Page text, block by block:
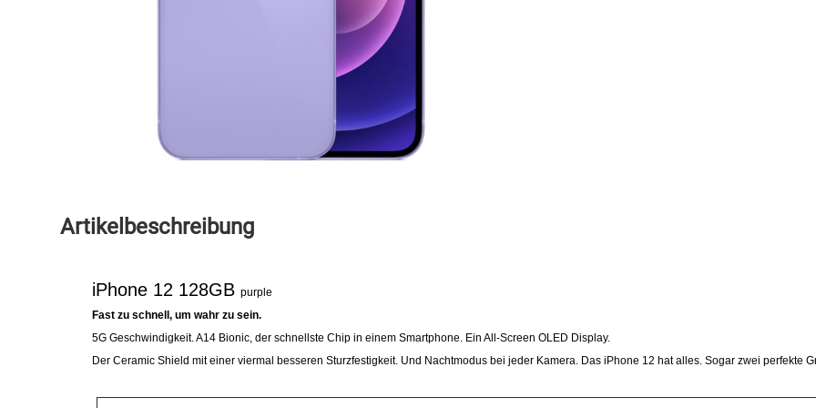
Dekoration
Einwegartikel / Trinkhalme
Elektrogeräte
Artikelbeschreibung
iPhone 12 128GB purple
Fast zu schnell, um wahr zu sein.
5G Geschwindigkeit. A14 Bionic, der schnellste Chip in einem Smartphone. Ein All-Screen OLED Display.
Der Ceramic Shield mit einer viermal besseren Sturzfestigkeit. Und Nachtmodus bei jeder Kamera. Das iPhone 12 hat alles. Sogar zwei perfekte